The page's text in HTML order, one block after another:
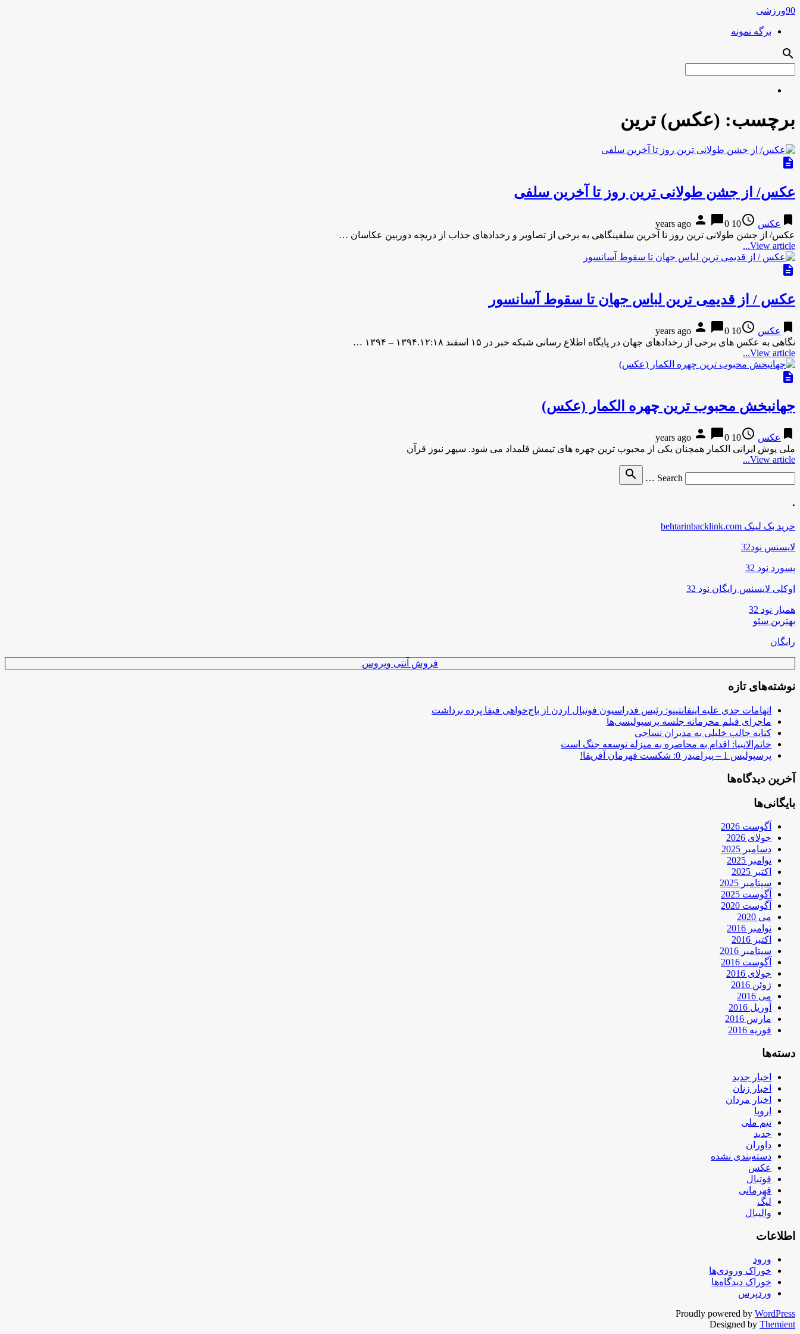
90ورزشی
برگه نمونه
search
برچسب: (عکس) ترین
description
عکس/ از جشن طولانی ترین روز تا آخرین سلفی
bookmark عکس access_time
10 years ago
person chat_bubble0
عکس/ از جشن طولانی ترین روز تا آخرین سلفینگاهی به برخی از تصاویر و رخدادهای جذاب از دریچه دوربین عکاسان …
View article...
description
عکس / از قدیمی ترین لباس جهان تا سقوط آسانسور
bookmark عکس access_time
10 years ago
person chat_bubble0
نگاهی به عکس های برخی از رخدادهای جهان در پایگاه اطلاع رسانی شبکه خبر در ۱۵ اسفند ۱۳۹۴.۱۲:۱۸ – ۱۳۹۴ …
View article...
description
جهانبخش محبوب ترین چهره الکمار (عکس)
bookmark عکس access_time
10 years ago
person chat_bubble0
ملی پوش ایرانی الکمار همچنان یکی از محبوب ترین چهره های تیمش قلمداد می شود. سپهر نیوز قرآن
View article...
Search …
search
.
خرید بک لینک behtarinbacklink.com
لایسنس نود32
پسورد نود 32
اوکلی لایسنس رایگان نود 32
همیار نود 32
بهترین سئو
رایگان
فروش آنتی ویروس
نوشته‌های تازه
اتهامات جدی علیه اینفانتینو: رئیس فدراسیون فوتبال اردن از باج‌خواهی فیفا پرده برداشت
ماجرای فیلم محرمانه جلسه پرسپولیسی‌ها
کنایه جالب خلیلی به مدیران نساجی
خاتم‌الانبیا: اقدام به محاصره به منزله توسعه جنگ است
پرسپولیس 1 – پیرامیدز 0: شکست قهرمان آفریقا!
آخرین دیدگاه‌ها
بایگانی‌ها
آگوست 2026
جولای 2026
دسامبر 2025
نوامبر 2025
اکتبر 2025
سپتامبر 2025
آگوست 2025
آگوست 2020
می 2020
نوامبر 2016
اکتبر 2016
سپتامبر 2016
آگوست 2016
جولای 2016
ژوئن 2016
می 2016
آوریل 2016
مارس 2016
فوریه 2016
دسته‌ها
اخبار جدید
اخبار زنان
اخبار مردان
اروپا
تیم ملی
جدید
داوران
دسته‌بندی نشده
عکس
فوتبال
قهرمانی
لیگ
والیبال
اطلاعات
ورود
خوراک ورودی‌ها
خوراک دیدگاه‌ها
وردپرس
Proudly powered by WordPress
Designed by Themient